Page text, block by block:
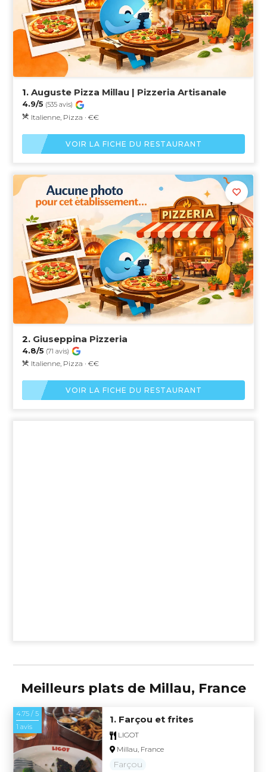
1.Auguste Pizza Millau | Pizzeria Artisanale
4.9/5 (535 avis)
Italienne, Pizza · €€
VOIR LA FICHE DU RESTAURANT
2. Giuseppina Pizzeria
4.8/5 (71 avis)
Italienne, Pizza · €€
VOIR LA FICHE DU RESTAURANT
Meilleurs plats de Millau, France
4.75 / 5
1 avis
1. Farçou et frites
LIGOT
Millau, France
Farçou